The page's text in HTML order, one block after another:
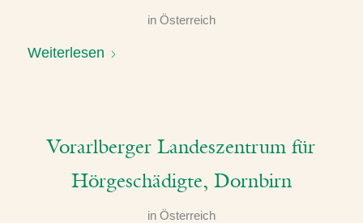
in Österreich
Weiterlesen
Vorarlberger Landeszentrum für
Hörgeschädigte, Dornbirn
in Österreich